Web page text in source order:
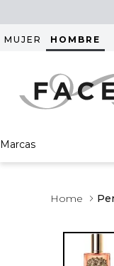
MUJER HOMBRE
Marcas